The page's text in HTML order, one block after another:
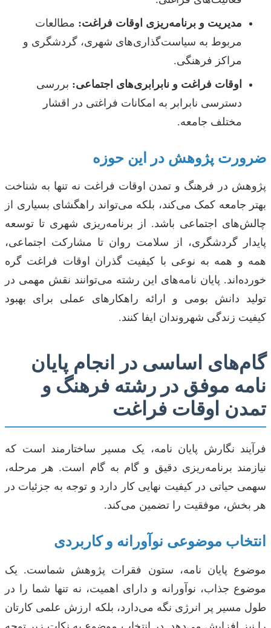
مدیریت و برنامه‌ریزی اوقات فراغت: مطالعات
مربوط به سیاست‌گذاری‌های شهری، گردشگری و
مراکز فرهنگی.
اوقات فراغت و نابرابری‌های اجتماعی: بررسی
دسترسی نابرابر به امکانات فراغتی در اقشار
مختلف جامعه.
ضرورت پژوهش در این حوزه
پژوهش در فرهنگ و تمدن اوقات فراغت نه تنها به شناخت
بهتر جامعه کمک می‌کند، بلکه می‌تواند راهگشای بسیاری از
چالش‌های اجتماعی باشد. از برنامه‌ریزی شهری تا توسعه
پایدار گردشگری، از سلامت روان تا مشارکت اجتماعی،
همه و همه به نوعی با کیفیت گذران اوقات فراغت گره
خورده‌اند. پایان نامه‌های این رشته می‌توانند نقش مهمی در
تولید دانش بومی و ارائه راهکارهای عملی برای بهبود
کیفیت زندگی شهروندان ایفا کنند.
گام‌های اساسی در انجام پایان
نامه موفق در رشته فرهنگ و
تمدن اوقات فراغت
فرآیند نگارش پایان نامه، یک مسیر ساختارمند است که
نیازمند برنامه‌ریزی دقیق و گام به گام است. هر مرحله،
سهمی حیاتی در کیفیت نهایی کار دارد و توجه به جزئیات در
هر بخش، موفقیت را تضمین می‌کند.
انتخاب موضوعی نوآورانه و کاربردی
موضوع پایان نامه، ستون فقرات پژوهش شماست. یک
موضوع جذاب، نوآورانه و دارای اهمیت، نه تنها شما را در
طول مسیر پر انرژی نگه می‌دارد، بلکه ارزش علمی کارتان